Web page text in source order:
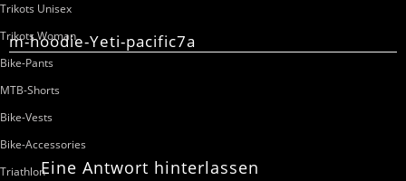
Trikots Unisex
Trikots Woman
Bike-Pants
MTB-Shorts
Bike-Vests
Bike-Accessories
Triathlon
m-hoodie-Yeti-pacific7a
Eine Antwort hinterlassen